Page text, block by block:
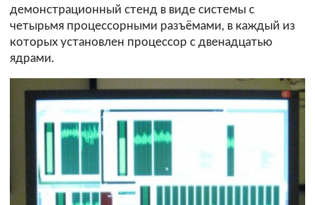
демонстрационный стенд в виде системы с
четырьмя процессорными разъёмами, в каждый из
которых установлен процессор с двенадцатью
ядрами.